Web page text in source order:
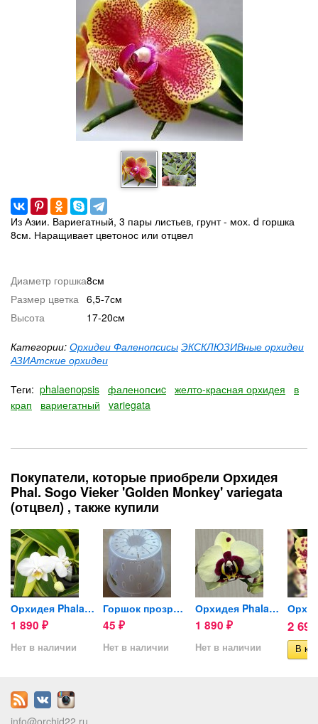
Из Азии. Вариегатный, 3 пары листьев, грунт - мох. d горшка
8см. Наращивает цветонос или отцвел
Диаметр горшка8см
Размер цветка 6,5-7см
Высота
17-20см
Категории: Орхидеи Фаленопсисы ЭКСКЛЮЗИВные орхидеи
АЗИАтские орхидеи
Теги: phalaenopsis фаленопсиc желто-красная орхидея
в
крап
вариегатный variegata
Покупатели, которые приобрели Орхидея
Phal. Sogo Vieker 'Golden Monkey' variegata
(отцвел) , также купили
Орхидея Phalaenopsis...
1 890 ₽
Нет в наличии
Горшок прозрачный для...
45 ₽
Нет в наличии
Орхидея Phalaenopsis Panda,...
1 890 ₽
Нет в наличии
2
info@orchid22.ru